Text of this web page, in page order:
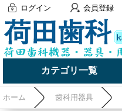
ログイン 会員登録
カテゴリ一覧
ホーム 歯科用器具